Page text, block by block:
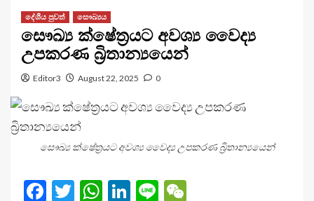
දේශීය පුවත් සෞඛ්‍යය
සෞඛ්‍ය ක්ෂේත්‍රයට අවශ්‍ය වෛද්‍ය
උපකරණ බ්‍රිතාන්‍යයෙන්
Editor3 August 22, 2025 0
සෞඛ්‍ය ක්ෂේත්‍රයට අවශ්‍ය වෛද්‍ය උපකරණ බ්‍රිතාන්‍යයෙන්
Facebook
Twitter
WhatsApp
LinkedIn
Line